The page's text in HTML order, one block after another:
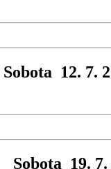
Sobota 12. 7.
Sobota 19.